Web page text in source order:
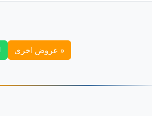
« عروض اخرى